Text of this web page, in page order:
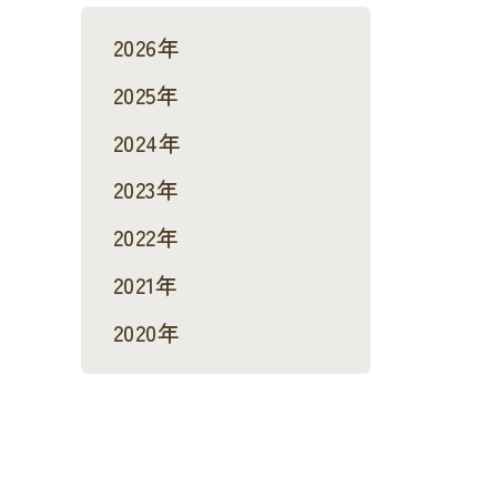
2026年
2025年
2024年
2023年
2022年
2021年
2020年